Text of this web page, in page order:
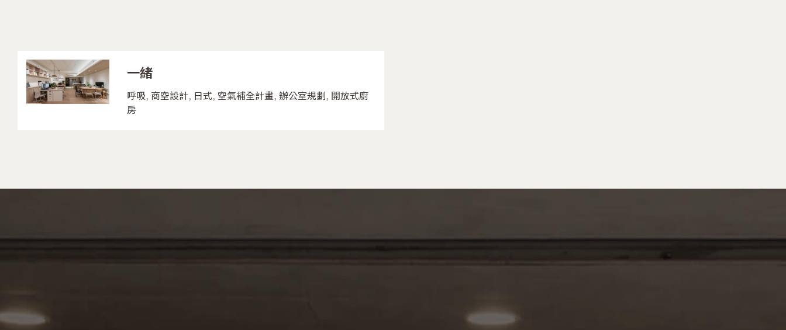
一緒
呼吸, 商空設計, 日式, 空氣補全計畫,辦公室規劃, 開放式廚
房